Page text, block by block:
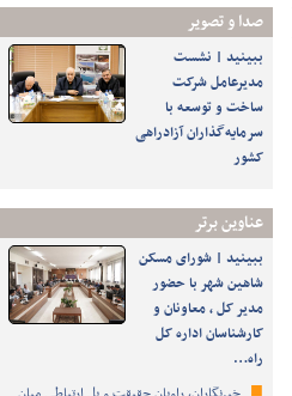
صدا و تصوير
ببینید | نشست
مدیرعامل شرکت
ساخت و توسعه با
سرمایه‌گذاران آزادراهی
کشور
عناوین برتر
ببینید | شورای مسکن
شاهین شهر با حضور
مدیر کل ، معاونان و
کارشناسان اداره کل
راه…